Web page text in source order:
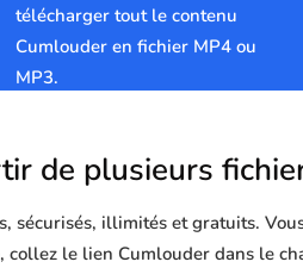
télécharger tout le contenu
Cumlouder en fichier MP4 ou
MP3.
de plusieurs
sécurisés, illimités et gratuits.
le lien Cumlouder dans le